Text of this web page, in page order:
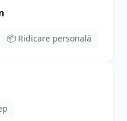
📦 Ridicare personală